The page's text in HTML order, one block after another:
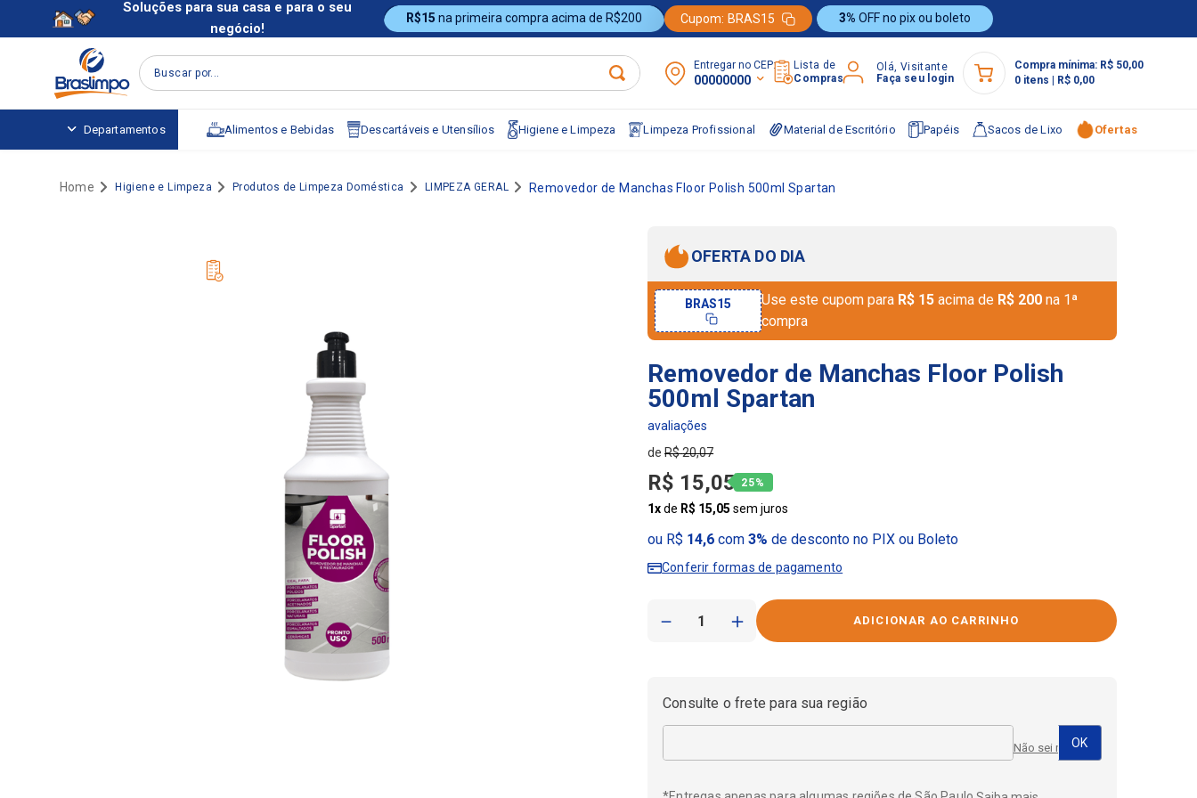
Soluções para sua casa e para o seu
negócio!
R$15 na primeira compra acima de R$200 Cupom: BRAS15 3% OFF no pix ou boleto
Buscar por... Entregar no CEP:
00000000
Lista de
Compras
Olá, Visitante
Faça seu login
Compra mínima: R$ 50,00
0 itens R$ 0,00
Departamentos Alimentos e Bebidas Descartáveis e Utensílios Higiene e Limpeza Limpeza Profissional Material de Escritório Papéis Sacos de Lixo Ofertas
Higiene e Limpeza Produtos de Limpeza Doméstica LIMPEZA GERAL Removedor de Manchas Floor Polish 500ml Spartan
OFERTA DO DIA
Use este cupom para R$ 15 acima de R$ 200 na 1ª
compra
BRAS15
Removedor de Manchas Floor Polish
500ml Spartan
R$20,07
R$ 15,05 25%
1xde R$ 15,05 sem juros
ou R$ 14,6 com3% de desconto no PIX ou Boleto
Conferir formas de pagamento
＋
－
Consulte o frete para sua região
Não sei meu CEP